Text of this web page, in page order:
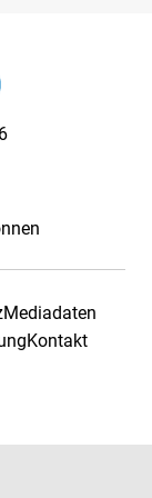
Mediadaten
Kontakt